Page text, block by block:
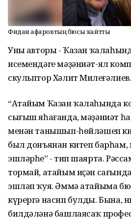
Фидан Ғафаровтың бюсы ҡайтты
Уның авторы - Ҡазан
исемендәге мәҙәниәт-ял
скульптор Хәлит Миңлеғәлиев.
“Атайым Ҡазан ҡалаһында
сығыш яһағанда, мәҙәниәт
менән танышып-һөйләшеп
был донъянан китеп барһам,
эшләрһең” - тип шаярта.
тормай, атайым иҫән
эшләп ҡуя. Әммә атайыма
күрергә насип булды. Бына,
билдәләнә башлаясаҡ